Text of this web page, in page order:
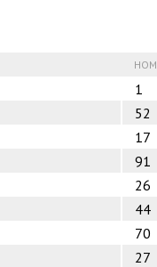
1
52
17
91
26
44
70
27